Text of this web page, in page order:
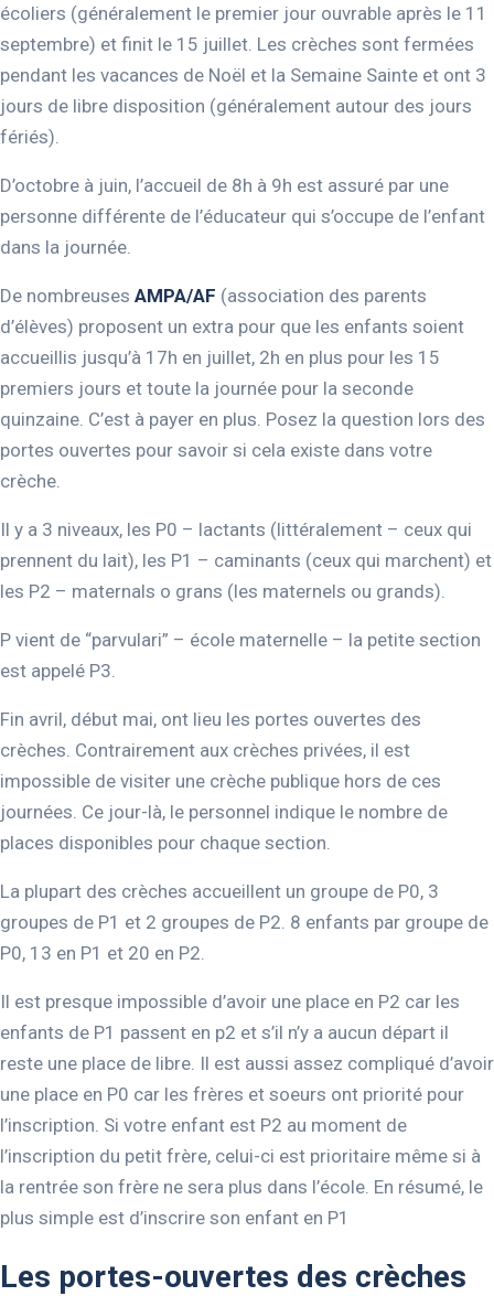
écoliers (généralement le premier jour ouvrable après le 11
septembre) et finit le 15 juillet. Les crèches sont fermées
pendant les vacances de Noël et la Semaine Sainte et ont 3
jours de libre disposition (généralement autour des jours
fériés).
D’octobre à juin, l’accueil de 8h à 9h est assuré par une
personne différente de l’éducateur qui s’occupe de l’enfant
dans la journée.
De nombreuses AMPA/AF (association des parents
d’élèves) proposent un extra pour que les enfants soient
accueillis jusqu’à 17h en juillet, 2h en plus pour les 15
premiers jours et toute la journée pour la seconde
quinzaine. C’est à payer en plus. Posez la question lors des
portes ouvertes pour savoir si cela existe dans votre
crèche.
Il y a 3 niveaux, les P0 – lactants (littéralement – ceux qui
prennent du lait), les P1 – caminants (ceux qui marchent) et
les P2 – maternals o grans (les maternels ou grands).
P vient de “parvulari” – école maternelle – la petite section
est appelé P3.
Fin avril, début mai, ont lieu les portes ouvertes des
crèches. Contrairement aux crèches privées, il est
impossible de visiter une crèche publique hors de ces
journées. Ce jour-là, le personnel indique le nombre de
places disponibles pour chaque section.
La plupart des crèches accueillent un groupe de P0, 3
groupes de P1 et 2 groupes de P2. 8 enfants par groupe de
P0, 13 en P1 et 20 en P2.
Il est presque impossible d’avoir une place en P2 car les
enfants de P1 passent en p2 et s’il n’y a aucun départ il
reste une place de libre. Il est aussi assez compliqué d’avoir
une place en P0 car les frères et soeurs ont priorité pour
l’inscription. Si votre enfant est P2 au moment de
l’inscription du petit frère, celui-ci est prioritaire même si à
la rentrée son frère ne sera plus dans l’école. En résumé, le
plus simple est d’inscrire son enfant en P1
Les portes-ouvertes des crèches